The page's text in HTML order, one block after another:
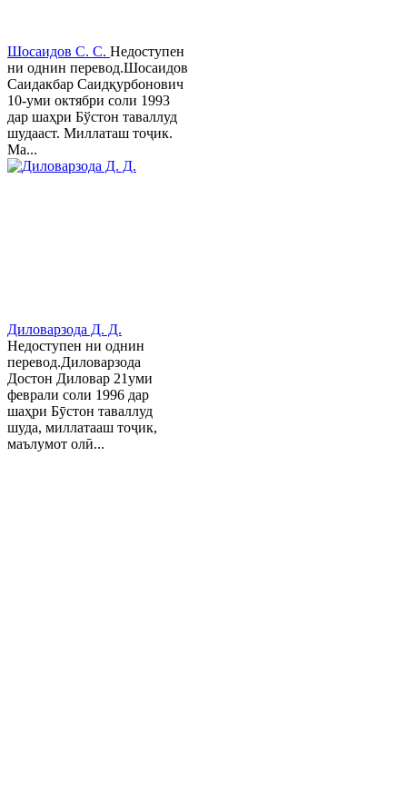
Шосаидов С. С. Недоступен
ни однин перевод.Шосаидов
Саидакбар Саидқурбонович
10-уми октябри соли 1993
дар шаҳри Бўстон таваллуд
шудааст. Миллаташ тоҷик.
Ма...
Диловарзода Д. Д.
Недоступен ни однин
перевод.Диловарзода
Достон Диловар 21уми
феврали соли 1996 дар
шаҳри Бӯстон таваллуд
шуда, миллатааш тоҷик,
маълумот олӣ...